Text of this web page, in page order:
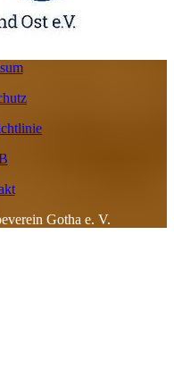
Gotha e. V.